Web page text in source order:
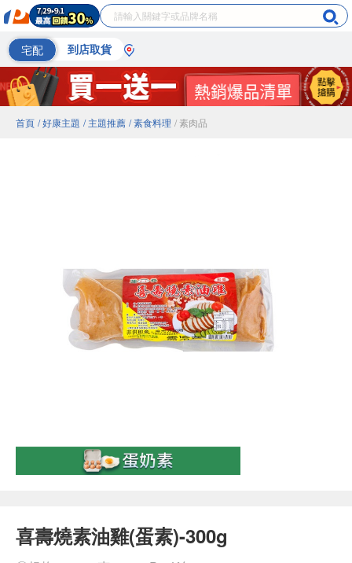
宅配 到店取貨
首頁 / 好康主題 / 主題推薦 / 素食料理 / 素肉品
喜壽燒素油雞(蛋素)-300g